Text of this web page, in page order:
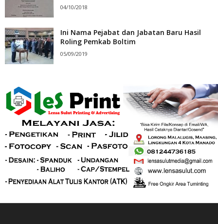
04/10/2018
Ini Nama Pejabat dan Jabatan Baru Hasil
Roling Pemkab Boltim
05/09/2019